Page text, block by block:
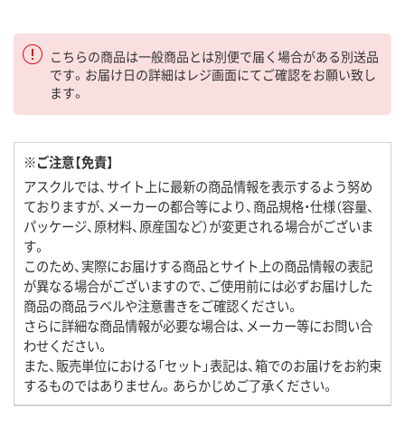
こちらの商品は一般商品とは別便で届く場合がある別送品
です。お届け日の詳細はレジ画面にてご確認をお願い致し
ます。
※ご注意【免責】
アスクルでは、サイト上に最新の商品情報を表示するよう努め
ておりますが、メーカーの都合等により、商品規格・仕様（容量、
パッケージ、原材料、原産国など）が変更される場合がございま
す。
このため、実際にお届けする商品とサイト上の商品情報の表記
が異なる場合がございますので、ご使用前には必ずお届けした
商品の商品ラベルや注意書きをご確認ください。
さらに詳細な商品情報が必要な場合は、メーカー等にお問い合
わせください。
また、販売単位における「セット」表記は、箱でのお届けをお約束
するものではありません。あらかじめご了承ください。